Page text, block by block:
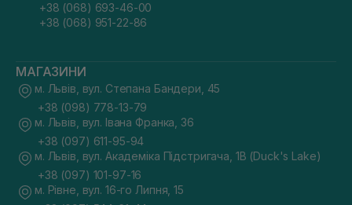
+38 (068) 693-46-00
+38 (068) 951-22-86
МАГАЗИНИ
м. Львів, вул. Степана Бандери, 45
+38 (098) 778-13-79
м. Львів, вул. Івана Франка, 36
+38 (097) 611-95-94
м. Львів, вул. Академіка Підстригача, 1В (Duck's Lake)
+38 (097) 101-97-16
м. Рівне, вул. 16-го Липня, 15